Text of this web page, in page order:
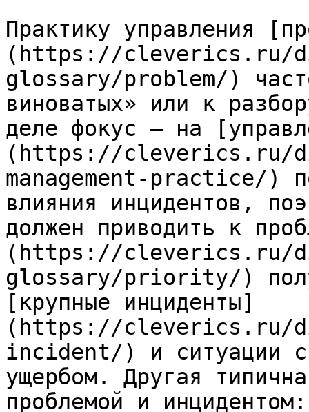
Практику управления
(https://cleverics.ru/
glossary/problem/)
виноватых» или к
деле фокус — на
(https://cleverics.ru/
management-practice/)
влияния инцидентов,
должен приводить к
(https://cleverics.ru/
glossary/priority/)
[крупные инциденты]
(https://cleverics.ru/
incident/) и ситуации с
ущербом. Другая
проблемой и